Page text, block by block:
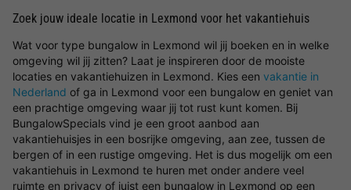
Zoek jouw ideale locatie in Lexmond voor het vakantiehuis
Wat voor type bungalow in Lexmond wil jij boeken en in welke
omgeving wil jij zitten? Laat je inspireren door de mooiste
locaties en vakantiehuizen in Lexmond. Kies een vakantie in
Nederland of ga in Lexmond voor een bungalow en geniet van
een prachtige omgeving waar jij tot rust kunt komen. Bij
BungalowSpecials vind je een groot aanbod aan
vakantiehuisjes in een bosrijke omgeving, aan zee, tussen de
bergen of in een rustige omgeving. Het is dus mogelijk om een
vakantiehuis in Lexmond te huren met onder andere veel
ruimte en privacy of juist een bungalow in Lexmond op een